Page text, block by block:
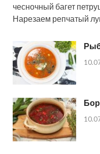
чесночный багет
Нарезаем репчатый